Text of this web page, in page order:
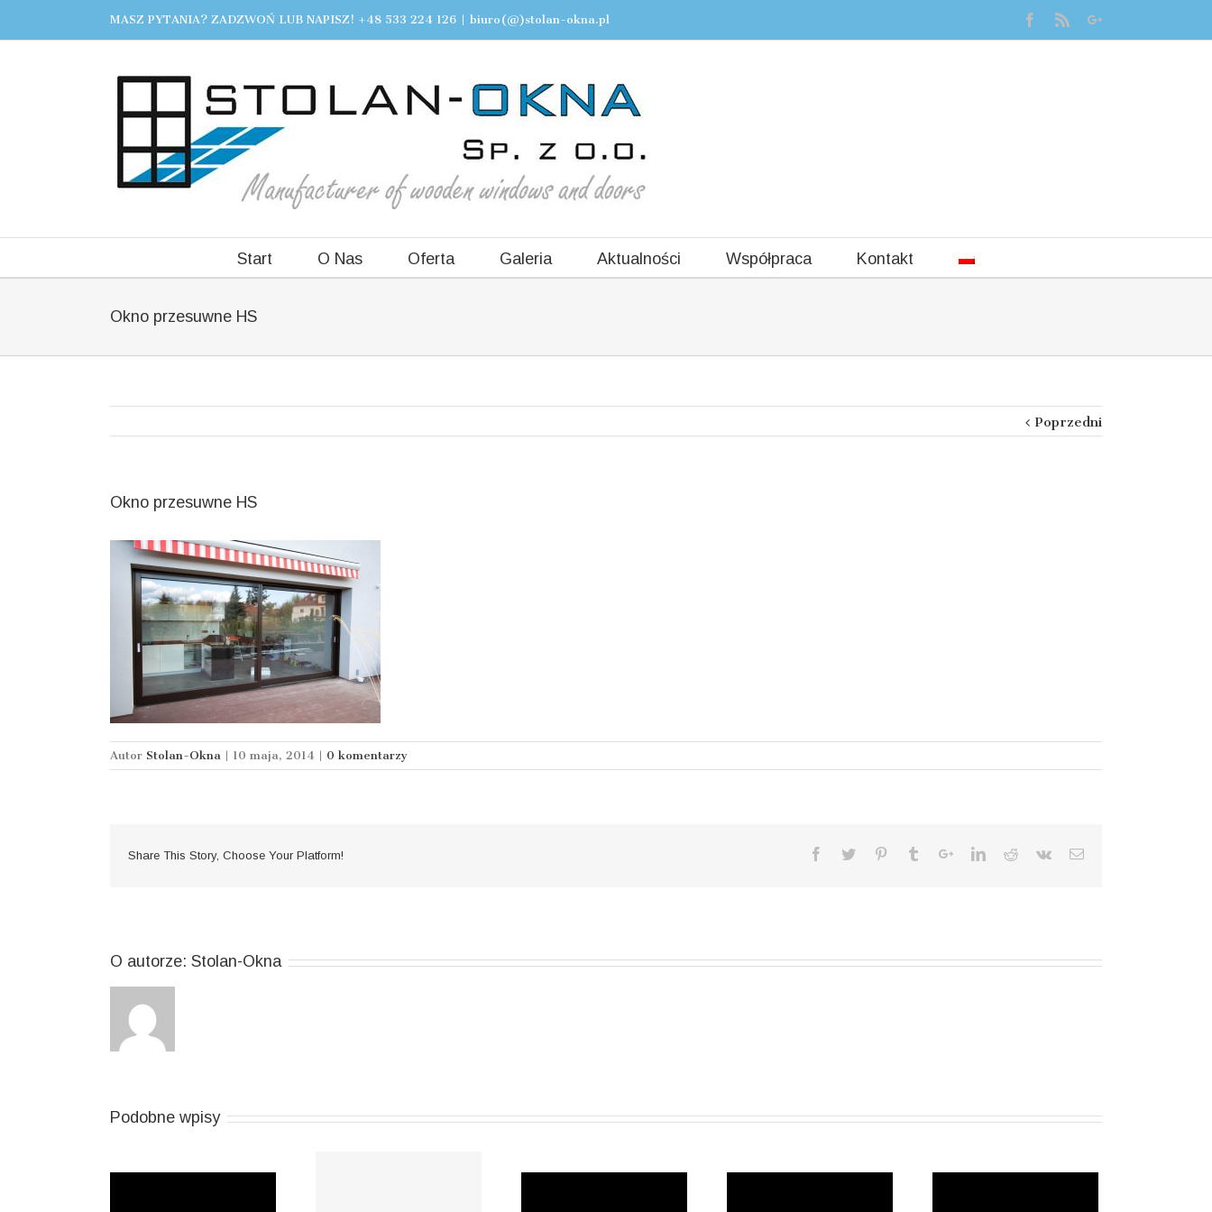
MASZ PYTANIA? ZADZWOŃ LUB NAPISZ! +48 533 224 126 | biuro(@)stolan-okna.pl
Start O Nas Oferta Galeria Aktualności Współpraca Kontakt
Okno przesuwne HS
Poprzedni
Okno przesuwne HS
Autor Stolan-Okna | 10 maja, 2014 | 0 komentarzy
Share This Story, Choose Your Platform!
O autorze: Stolan-Okna
Podobne wpisy